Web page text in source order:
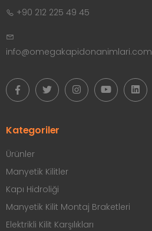
+90 212 225 49 45
info@omegakapidonanimlari.com
Kategoriler
Ürünler
Manyetik Kilitler
Kapı Hidroliği
Manyetik Kilit Montaj Braketleri
Elektrikli Kilit Karşılıkları